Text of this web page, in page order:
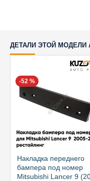
ДЕТАЛИ ЭТОЙ МОДЕЛИ
-52 %
Накладка переднего
бампера под номер
Mitsubishi Lancer 9